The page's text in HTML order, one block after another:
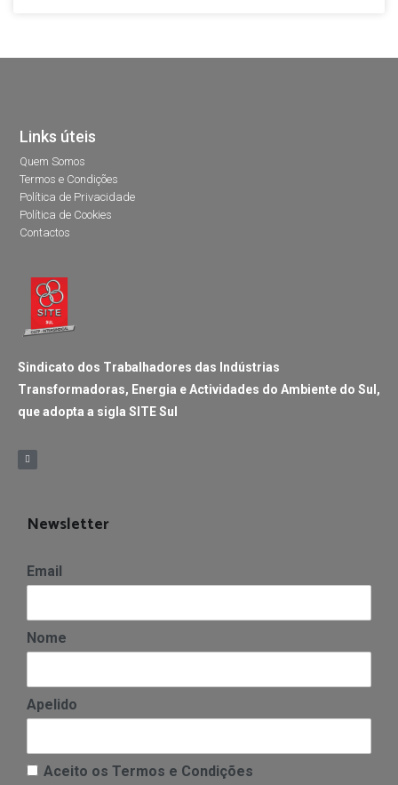
Links úteis
Quem Somos
Termos e Condições
Política de Privacidade
Política de Cookies
Contactos
Sindicato dos Trabalhadores das Indústrias
Transformadoras, Energia e Actividades do Ambiente do Sul,
que adopta a sigla SITE Sul
Newsletter
Email
Nome
Apelido
Aceito os Termos e Condições